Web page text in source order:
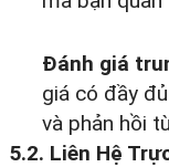
Đánh giá
giá có đầy
và phản hồi
5.2. Liên Hệ